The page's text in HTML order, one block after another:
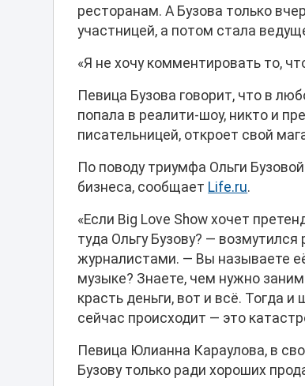
ресторанам. А Бузова только
участницей, а потом стала
«Я не хочу комментировать то,
Певица Бузова говорит, что в
попала в реалити-шоу, никто и
писательницей, откроет свой
По поводу триумфа Ольги
бизнеса, сообщает Life.ru.
«Если Big Love Show хочет
туда Ольгу Бузову? —
журналистами. — Вы называете
музыке? Знаете, чем нужно
красть деньги, вот и всё. Тогда
сейчас происходит — это
Певица Юлианна Караулова, в
Бузову только ради хороших